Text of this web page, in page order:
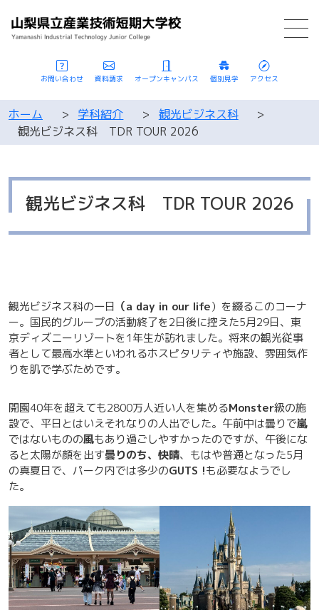
お問い合わせ 資料請求 オープンキャンパス 個別見学 アクセス
ホーム > 学科紹介 > 観光ビジネス科
>
観光ビジネス科 TDR TOUR 2026
観光ビジネス科 TDR TOUR 2026
観光ビジネス科の一日 （a day in our life）を綴るこのコーナ
ー。国民的グループの活動終了を2日後に控えた5月29日、東
京ディズニーリゾートを1年生が訪れました。将来の観光従事
者として最高水準といわれるホスピタリティや施設、雰囲気作
りを肌で学ぶためです。
開園40年を超えても2800万人近い人を集めるMonster級の施
設で、平日とはいえそれなりの人出でした。午前中は曇りで嵐
ではないものの風もあり過ごしやすかったのですが、午後にな
ると太陽が顔を出す曇りのち、快晴、もはや普通となった5月
の真夏日で、パーク内では多少のGUTS !も必要なようでし
た。